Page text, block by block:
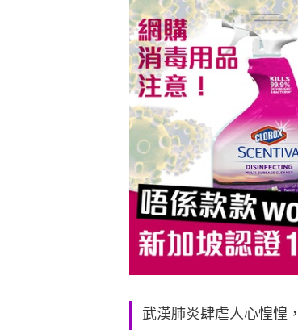
武漢肺炎肆虐人心惶惶